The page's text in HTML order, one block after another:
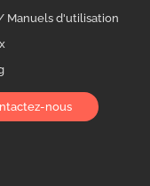
Manuels d'utilisation
nous